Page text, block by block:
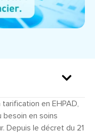
en EHPAD,
besoin en soins
Depuis le décret du 21